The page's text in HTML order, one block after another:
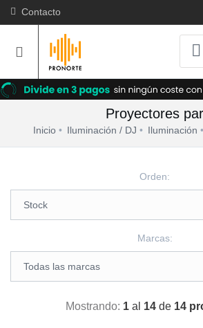
Contacto
Proyectores par
Inicio Iluminación / DJ Iluminación
Orden:
Marcas:
Mostrando: 1 al 14 de 14